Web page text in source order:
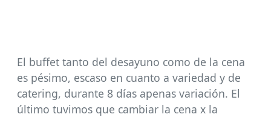
El buffet tanto del desayuno como de la cena
es pésimo, escaso en cuanto a variedad y de
catering, durante 8 días apenas variación. El
último tuvimos que cambiar la cena x la